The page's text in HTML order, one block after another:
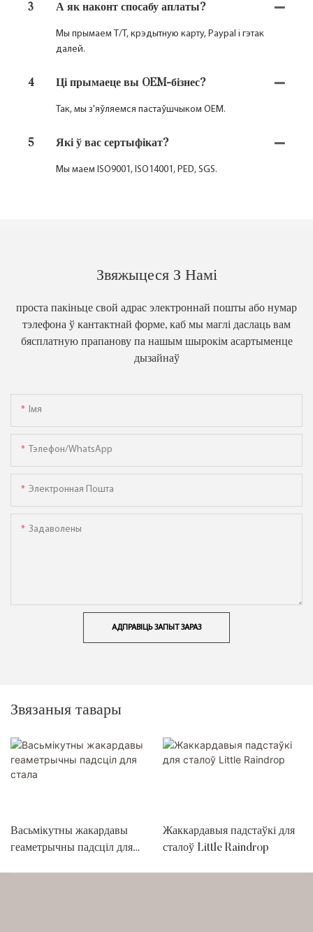
3 А як наконт спосабу аплаты?
Мы прымаем T/T, крэдытную карту, Paypal і гэтак
далей.
4 Ці прымаеце вы OEM-бізнес?
Так, мы з'яўляемся пастаўшчыком OEM.
5 Які ў вас сертыфікат?
Мы маем ISO9001, ISO14001, PED, SGS.
Звяжыцеся З Намі
проста пакіньце свой адрас электроннай пошты або нумар
тэлефона ў кантактнай форме, каб мы маглі даслаць вам
бясплатную прапанову па нашым шырокім асартыменце
дызайнаў
Імя
Тэлефон/WhatsApp
Электронная Пошта
Задаволены
АДПРАВІЦЬ ЗАПЫТ ЗАРАЗ
Звязаныя тавары
Васьмікутны жакардавы
геаметрычны падсціл для
Жаккардавыя падстаўкі для
сталоў Little Raindrop